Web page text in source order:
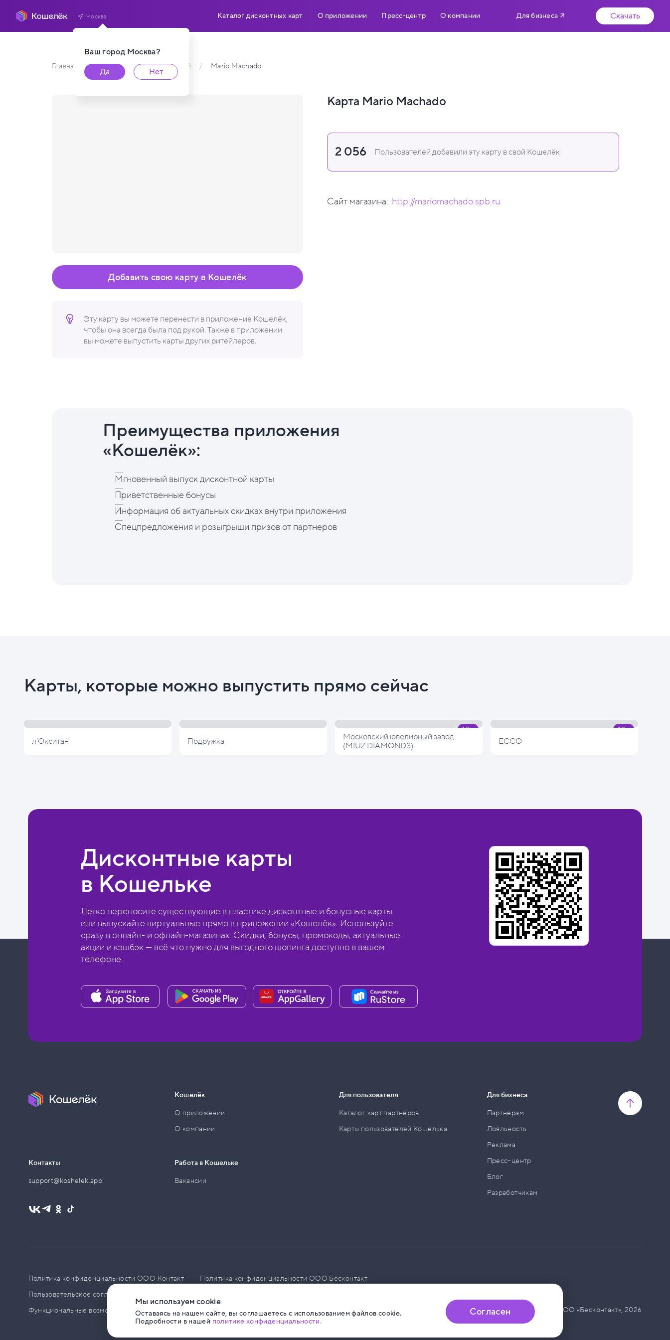
Ваш город Москва?
Да
Нет
Москва Каталог дисконтных карт О приложении Пресс-центр О компании Для бизнеса Скачать
Главная / Каталог карт пользователей / Mario Machado
Эту карту вы можете перенести в приложение Кошелёк,
чтобы она всегда была под рукой. Также в приложении
вы можете выпустить карты других ритейлеров.
Добавить свою карту в Кошелёк
Карта Mario Machado
2 056 Пользователей добавили эту карту в свой Кошелёк
Сайт магазина: http://mariomachado.spb.ru
Преимущества приложения
«Кошелёк»:
Мгновенный выпуск дисконтной карты
Приветственные бонусы
Информация об актуальных скидках внутри приложения
Спецпредложения и розыгрыши призов от партнеров
Карты, которые можно выпустить прямо сейчас
л'Окситан Подружка
Московский ювелирный завод
(MIUZ DIAMONDS)
ECCO
Дисконтные карты
в Кошельке
Легко переносите существующие в пластике дисконтные и бонусные карты
или выпускайте виртуальные прямо в приложении «Кошелёк». Используйте
сразу в онлайн- и офлайн-магазинах. Скидки, бонусы, промокоды, актуальные
акции и кэшбэк — всё что нужно для выгодного шопинга доступно в вашем
телефоне.
Контакты
support@koshelek.app
Кошелёк
О приложении
О компании
Работа в Кошельке
Вакансии
Для пользователя
Каталог карт партнёров
Карты пользователей Кошелька
Для бизнеса
Партнёрам
Лояльность
Реклама
Пресс–центр
Блог
Разработчикам
Политика конфиденциальности ООО Контакт
Политика конфиденциальности ООО Бесконтакт
Пользовательское соглашение
Функциональные возможности ПО
© ООО «Бесконтакт», 2026
Мы используем cookie
Оставаясь на нашем сайте, вы соглашаетесь с использованием файлов cookie.
Подробности в нашей политике конфиденциальности.
Согласен